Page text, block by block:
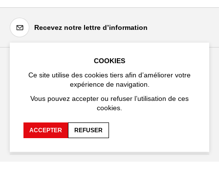
Recevez notre lettre d’information
Festival d'Avignon
20 rue du Portail Boquier,
+33 (0)4 90 27 66 50
COOKIES
Ce site utilise des cookies tiers afin d’améliorer votre
expérience de navigation.
Vous pouvez accepter ou refuser l’utilisation de ces
cookies.
ACCEPTER REFUSER